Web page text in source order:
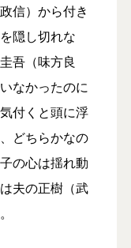
信）から付き
隠し切れな
吾（味方良
なかったのに
付くと頭に浮
どちらかなの
の心は揺れ動
夫の正樹（武